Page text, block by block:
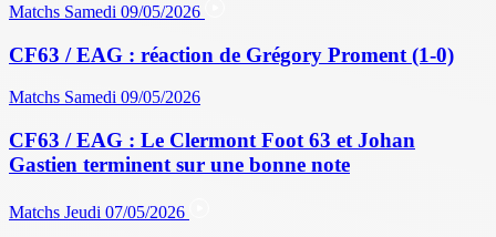
Matchs Samedi 09/05/2026
CF63 / EAG : réaction de Grégory Proment (1-0)
Matchs Samedi 09/05/2026
CF63 / EAG : Le Clermont Foot 63 et Johan
Gastien terminent sur une bonne note
Matchs Jeudi 07/05/2026